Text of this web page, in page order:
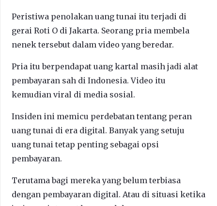
Peristiwa penolakan uang tunai itu terjadi di
gerai Roti O di Jakarta. Seorang pria membela
nenek tersebut dalam video yang beredar.
Pria itu berpendapat uang kartal masih jadi alat
pembayaran sah di Indonesia. Video itu
kemudian viral di media sosial.
Insiden ini memicu perdebatan tentang peran
uang tunai di era digital. Banyak yang setuju
uang tunai tetap penting sebagai opsi
pembayaran.
Terutama bagi mereka yang belum terbiasa
dengan pembayaran digital. Atau di situasi ketika